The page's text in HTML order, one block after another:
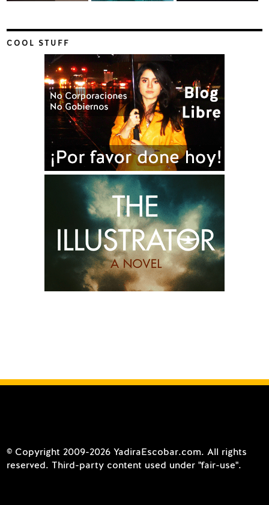
COOL STUFF
© Copyright 2009-2026 YadiraEscobar.com. All rights
reserved. Third-party content used under "fair-use".